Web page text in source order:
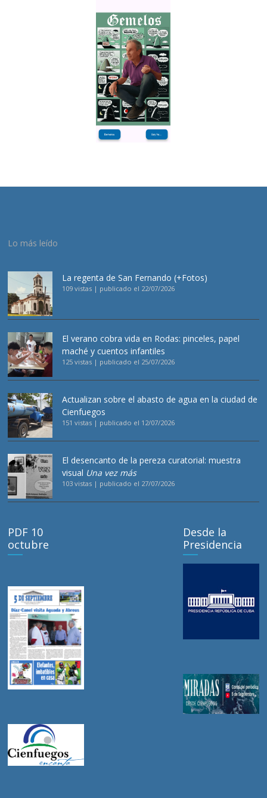
Lo más leído
La regenta de San Fernando (+Fotos)
109 vistas | publicado el 22/07/2026
El verano cobra vida en Rodas: pinceles, papel
maché y cuentos infantiles
125 vistas | publicado el 25/07/2026
Actualizan sobre el abasto de agua en la ciudad de
Cienfuegos
151 vistas | publicado el 12/07/2026
El desencanto de la pereza curatorial: muestra
visual Una vez más
103 vistas | publicado el 27/07/2026
PDF 10
octubre
Desde la
Presidencia